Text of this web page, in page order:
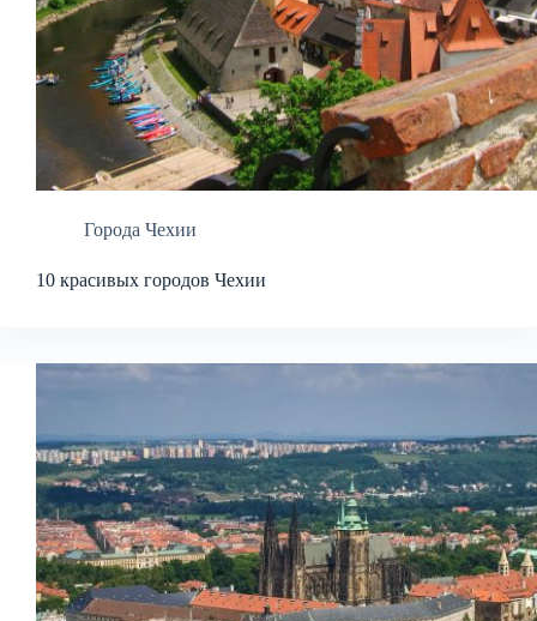
Города Чехии
10 красивых городов Чехии